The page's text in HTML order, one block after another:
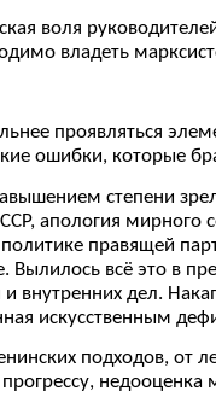
воля
владеть
проявляться
ошибки, которые
степени
апология
правящей
всё это в
и внутренних дел.
искусственным
подходов,
прогрессу,